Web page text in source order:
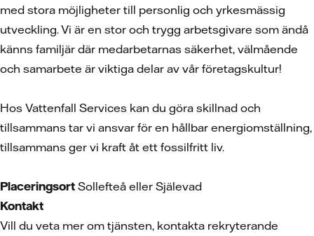
med stora möjligheter till personlig och yrkesmässig
utveckling. Vi är en stor och trygg arbetsgivare som ändå
känns familjär där medarbetarnas säkerhet, välmående
och samarbete är viktiga delar av vår företagskultur!
Hos Vattenfall Services kan du göra skillnad och
tillsammans tar vi ansvar för en hållbar energiomställning,
tillsammans ger vi kraft åt ett fossilfritt liv.
Placeringsort Sollefteå eller Själevad
Kontakt
Vill du veta mer om tjänsten, kontakta rekryterande